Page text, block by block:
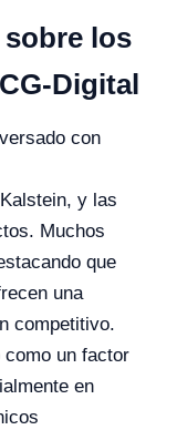
los
Digital
con
y las
Muchos
que
una
competitivo.
un factor
en